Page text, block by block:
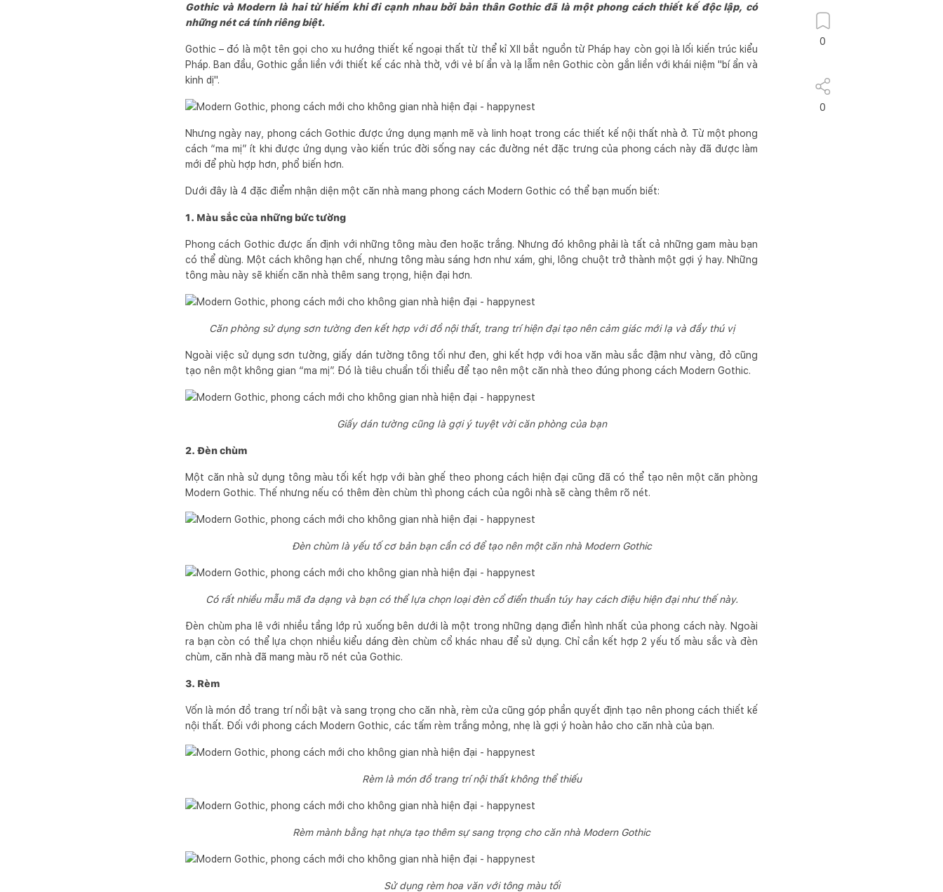
Gothic và Modern là hai từ hiếm khi đi cạnh nhau bởi bản thân Gothic đã là một phong cách thiết kế độc lập, có
những nét cá tính riêng biệt.
Gothic – đó là một tên gọi cho xu hướng thiết kế ngoại thất từ thể kỉ XII bắt nguồn từ Pháp hay còn gọi là lối kiến trúc kiểu
Pháp. Ban đầu, Gothic gắn liền với thiết kế các nhà thờ, với vẻ bí ẩn và lạ lẫm nên Gothic còn gắn liền với khái niệm "bí ẩn và
kinh dị".
Nhưng ngày nay, phong cách Gothic được ứng dụng mạnh mẽ và linh hoạt trong các thiết kế nội thất nhà ở. Từ một phong
cách “ma mị” ít khi được ứng dụng vào kiến trúc đời sống nay các đường nét đặc trưng của phong cách này đã được làm
mới để phù hợp hơn, phổ biến hơn.
Dưới đây là 4 đặc điểm nhận diện một căn nhà mang phong cách Modern Gothic có thể bạn muốn biết:
1. Màu sắc của những bức tường
Phong cách Gothic được ấn định với những tông màu đen hoặc trắng. Nhưng đó không phải là tất cả những gam màu bạn
có thể dùng. Một cách không hạn chế, nhưng tông màu sáng hơn như xám, ghi, lông chuột trở thành một gợi ý hay. Những
tông màu này sẽ khiến căn nhà thêm sang trọng, hiện đại hơn.
Căn phòng sử dụng sơn tường đen kết hợp với đồ nội thất, trang trí hiện đại tạo nên cảm giác mới lạ và đầy thú vị
Ngoài việc sử dụng sơn tường, giấy dán tường tông tối như đen, ghi kết hợp với hoa văn màu sắc đậm như vàng, đỏ cũng
tạo nên một không gian “ma mị”. Đó là tiêu chuẩn tối thiểu để tạo nên một căn nhà theo đúng phong cách Modern Gothic.
Giấy dán tường cũng là gợi ý tuyệt vời căn phòng của bạn
2. Đèn chùm
Một căn nhà sử dụng tông màu tối kết hợp với bàn ghế theo phong cách hiện đại cũng đã có thể tạo nên một căn phòng
Modern Gothic. Thế nhưng nếu có thêm đèn chùm thì phong cách của ngôi nhà sẽ càng thêm rõ nét.
Đèn chùm là yếu tố cơ bản bạn cần có để tạo nên một căn nhà Modern Gothic
Có rất nhiều mẫu mã đa dạng và bạn có thể lựa chọn loại đèn cổ điển thuần túy hay cách điệu hiện đại như thế này.
Đèn chùm pha lê với nhiều tầng lớp rủ xuống bên dưới là một trong những dạng điển hình nhất của phong cách này. Ngoài
ra bạn còn có thể lựa chọn nhiều kiểu dáng đèn chùm cổ khác nhau để sử dụng. Chỉ cần kết hợp 2 yếu tố màu sắc và đèn
chùm, căn nhà đã mang màu rõ nét của Gothic.
3. Rèm
Vốn là món đồ trang trí nổi bật và sang trọng cho căn nhà, rèm cửa cũng góp phần quyết định tạo nên phong cách thiết kế
nội thất. Đối với phong cách Modern Gothic, các tấm rèm trắng mỏng, nhẹ là gợi ý hoàn hảo cho căn nhà của bạn.
Rèm là món đồ trang trí nội thất không thể thiếu
Rèm mành bằng hạt nhựa tạo thêm sự sang trọng cho căn nhà Modern Gothic
Sử dụng rèm hoa văn với tông màu tối
0
0